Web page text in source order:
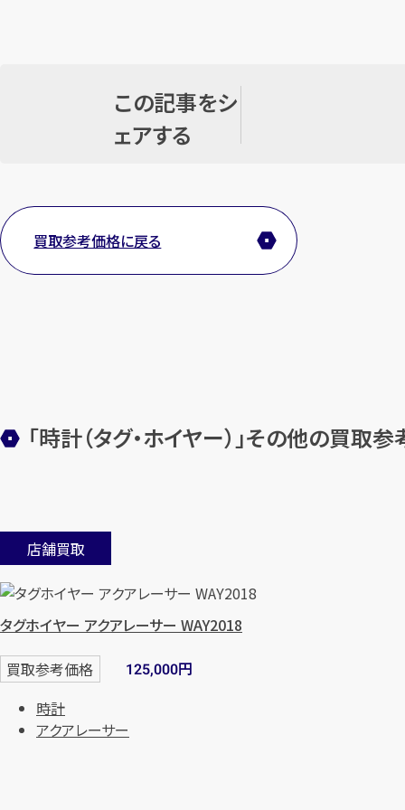
この記事をシ
ェアする
買取参考価格に戻る
「時計（タグ・ホイヤー）」その他の買取
店舗買取
タグホイヤー アクアレーサー WAY2018
買取参考価格 125,000円
時計
アクアレーサー